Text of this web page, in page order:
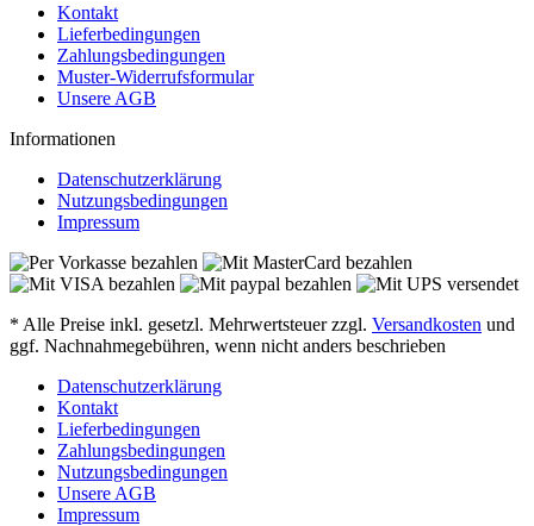
Kontakt
Lieferbedingungen
Zahlungsbedingungen
Muster-Widerrufsformular
Unsere AGB
Informationen
Datenschutzerklärung
Nutzungsbedingungen
Impressum
* Alle Preise inkl. gesetzl. Mehrwertsteuer zzgl. Versandkosten und
ggf. Nachnahmegebühren, wenn nicht anders beschrieben
Datenschutzerklärung
Kontakt
Lieferbedingungen
Zahlungsbedingungen
Nutzungsbedingungen
Unsere AGB
Impressum